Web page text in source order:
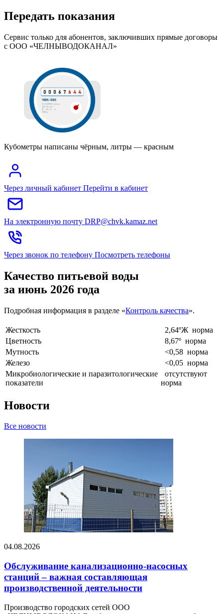
Передать показания
Сервис только для абонентов, заключивших прямые договоры
с ООО «ЧЕЛНЫВОДОКАНАЛ»
Кубометры написаны чёрным, литры — красным
Через личный кабинет Перейти в кабинет
На электронную почту DRP@chvk.kamaz.net
Через звонок по телефону Посмотреть телефоны
Качество питьевой воды
за июнь 2026 года
Подробная информация в разделе «Контроль качества».
Жесткость 2,64ºЖ норма
Цветность
8,67º норма
Мутность
<0,58 норма
Железо
<0,05 норма
Микробиологические и паразитологические
показатели
отсутствуют
норма
Новости
Все новости
04.08.2026
Обслуживание канализационно-насосных
станций – важная составляющая
производственной деятельности
Производство городских сетей ООО